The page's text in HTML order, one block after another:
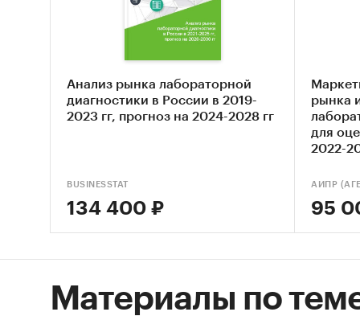
из
Дело в
Анализ рынка лабораторной
диагностики в России в 2019-
2023 гг, прогноз на 2024-2028 гг
BUSINESSTAT
134 400 ₽
рынка
для
2022-
95
Материалы по